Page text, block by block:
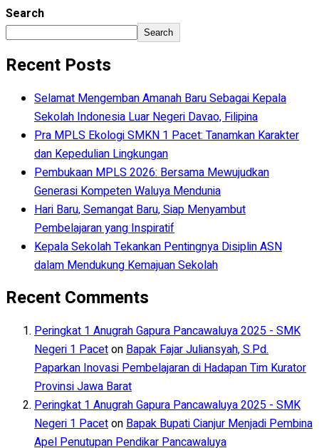
Search
Search
Recent Posts
Selamat Mengemban Amanah Baru Sebagai Kepala
Sekolah Indonesia Luar Negeri Davao, Filipina
Pra MPLS Ekologi SMKN 1 Pacet: Tanamkan Karakter
dan Kepedulian Lingkungan
Pembukaan MPLS 2026: Bersama Mewujudkan
Generasi Kompeten Waluya Mendunia
Hari Baru, Semangat Baru, Siap Menyambut
Pembelajaran yang Inspiratif
Kepala Sekolah Tekankan Pentingnya Disiplin ASN
dalam Mendukung Kemajuan Sekolah
Recent Comments
Peringkat 1 Anugrah Gapura Pancawaluya 2025 - SMK
Negeri 1 Paceton Bapak Fajar Juliansyah, S.Pd.
Paparkan Inovasi Pembelajaran di Hadapan Tim Kurator
Provinsi Jawa Barat
Peringkat 1 Anugrah Gapura Pancawaluya 2025 - SMK
Negeri 1 Paceton Bapak Bupati Cianjur Menjadi Pembina
Apel Penutupan Pendikar Pancawaluya